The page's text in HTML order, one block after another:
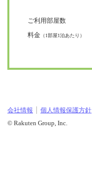
ご利用部屋数
料金 （1部屋1泊あたり）
会社情報 個人情報保護方針
© Rakuten Group, Inc.